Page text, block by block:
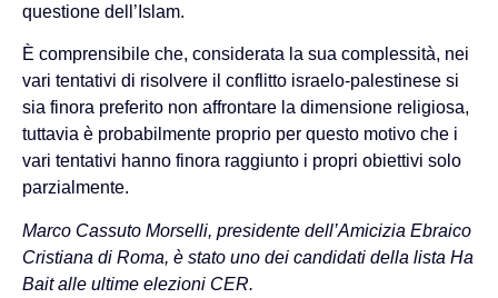
questione dell’Islam.
È comprensibile che, considerata la sua complessità, nei
vari tentativi di risolvere il conflitto israelo-palestinese si
sia finora preferito non affrontare la dimensione religiosa,
tuttavia è probabilmente proprio per questo motivo che i
vari tentativi hanno finora raggiunto i propri obiettivi solo
parzialmente.
Marco Cassuto Morselli, presidente dell’Amicizia Ebraico
Cristiana di Roma, è stato uno dei candidati della lista Ha
Bait alle ultime elezioni CER.